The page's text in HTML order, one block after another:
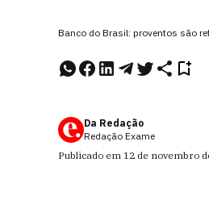
Banco do Brasil: proventos são
Da Redação
Redação Exame
Publicado em 12 de novembro